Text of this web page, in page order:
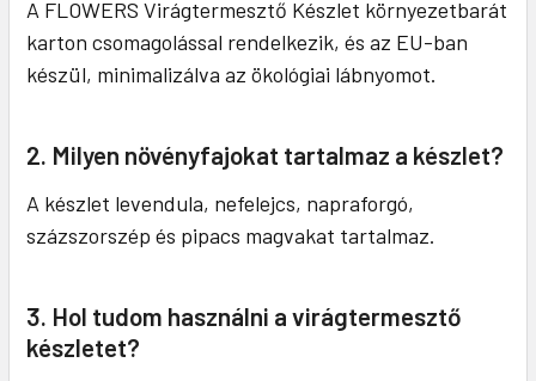
A FLOWERS Virágtermesztő Készlet környezetbarát
karton csomagolással rendelkezik, és az EU-ban
készül, minimalizálva az ökológiai lábnyomot.
2. Milyen növényfajokat tartalmaz a készlet?
A készlet levendula, nefelejcs, napraforgó,
százszorszép és pipacs magvakat tartalmaz.
3. Hol tudom használni a virágtermesztő
készletet?